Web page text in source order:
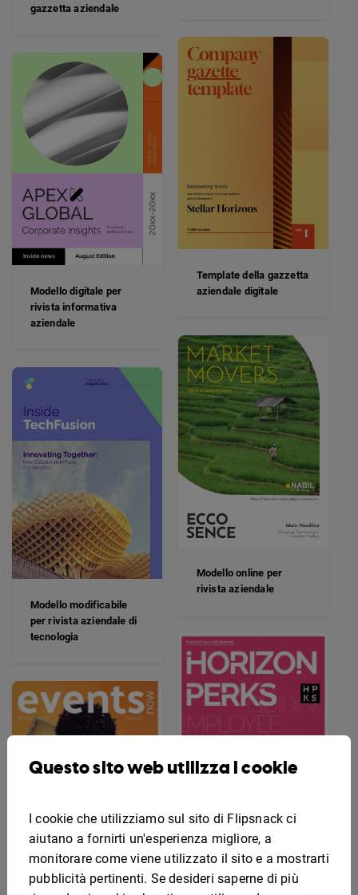
gazzetta aziendale
Template della gazzetta
aziendale digitale
Modello digitale per
rivista informativa
aziendale
Modello online per
rivista aziendale
Modello modificabile
per rivista aziendale di
tecnologia
Modello interattivo per
rivista sui benefit per i
Questo sito web utilizza i cookie
I cookie che utilizziamo sul sito di Flipsnack ci
aiutano a fornirti un'esperienza migliore, a
monitorare come viene utilizzato il sito e a mostrarti
pubblicità pertinenti. Se desideri saperne di più